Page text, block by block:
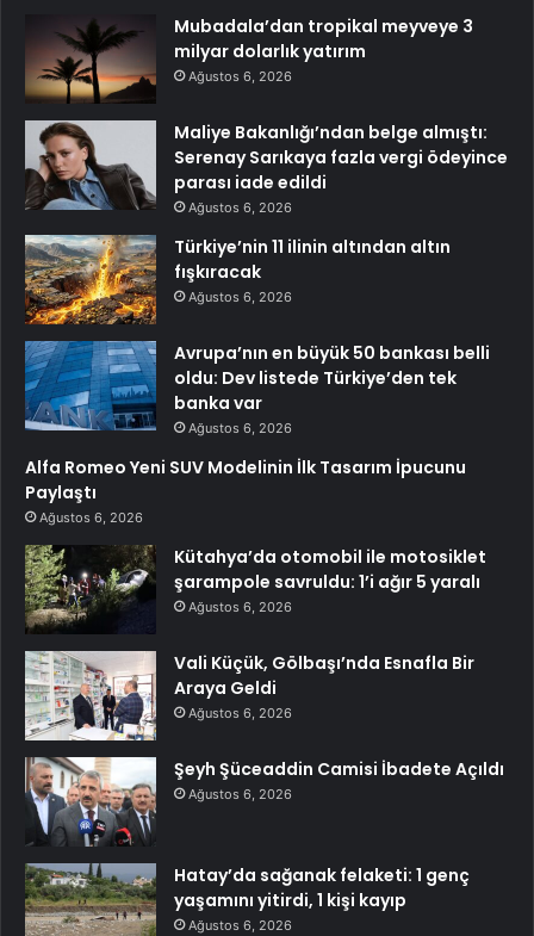
Mubadala’dan tropikal meyveye 3
milyar dolarlık yatırım
Ağustos 6, 2026
Maliye Bakanlığı’ndan belge almıştı:
Serenay Sarıkaya fazla vergi ödeyince
parası iade edildi
Ağustos 6, 2026
Türkiye’nin 11 ilinin altından altın
fışkıracak
Ağustos 6, 2026
Avrupa’nın en büyük 50 bankası belli
oldu: Dev listede Türkiye’den tek
banka var
Ağustos 6, 2026
Alfa Romeo Yeni SUV Modelinin İlk Tasarım İpucunu
Paylaştı
Ağustos 6, 2026
Kütahya’da otomobil ile motosiklet
şarampole savruldu: 1’i ağır 5 yaralı
Ağustos 6, 2026
Vali Küçük, Gölbaşı’nda Esnafla Bir
Araya Geldi
Ağustos 6, 2026
Şeyh Şüceaddin Camisi İbadete Açıldı
Ağustos 6, 2026
Hatay’da sağanak felaketi: 1 genç
yaşamını yitirdi, 1 kişi kayıp
Ağustos 6, 2026